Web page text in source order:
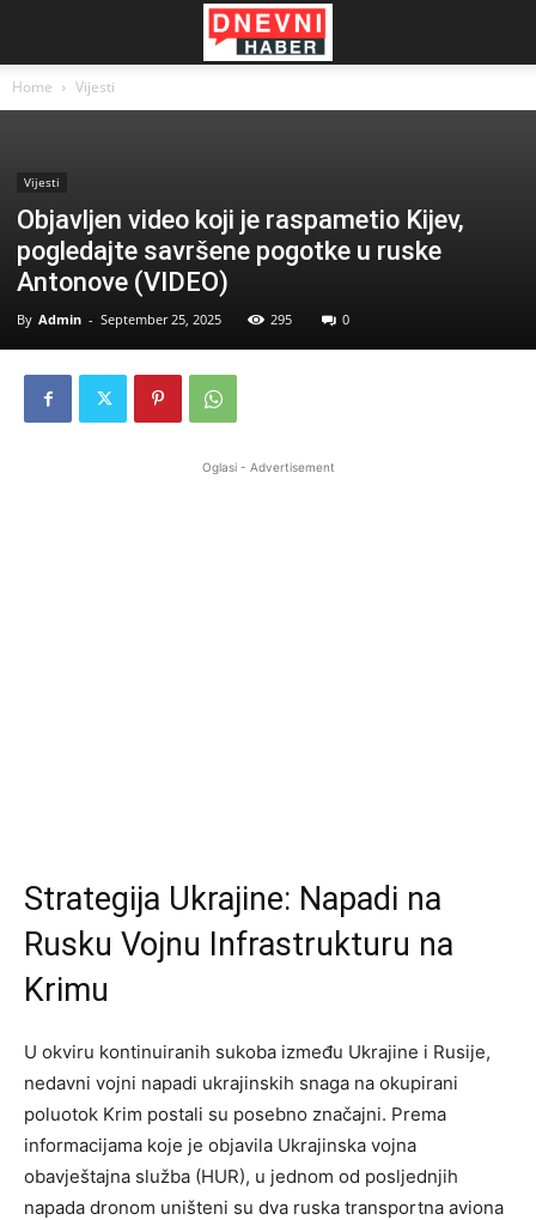
Home Vijesti
Vijesti
Objavljen video koji je raspametio Kijev,
pogledajte savršene pogotke u ruske
Antonove (VIDEO)
By Admin - September 25, 2025 295 0
Oglasi - Advertisement
Strategija Ukrajine: Napadi na
Rusku Vojnu Infrastrukturu na
Krimu
U okviru kontinuiranih sukoba između Ukrajine i Rusije,
nedavni vojni napadi ukrajinskih snaga na okupirani
poluotok Krim postali su posebno značajni. Prema
informacijama koje je objavila Ukrajinska vojna
obavještajna služba (HUR), u jednom od posljednjih
napada dronom uništeni su dva ruska transportna aviona